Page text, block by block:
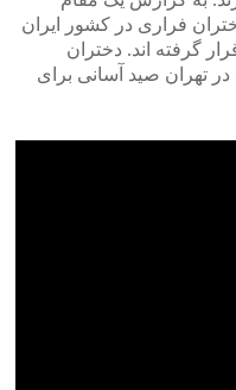
ایران در سال ۲۰۰۵ ، دختران فراری در کشور ایران
قرار گرفته اند. دختران
کودک خیابانی در تهران صید آسانی برای